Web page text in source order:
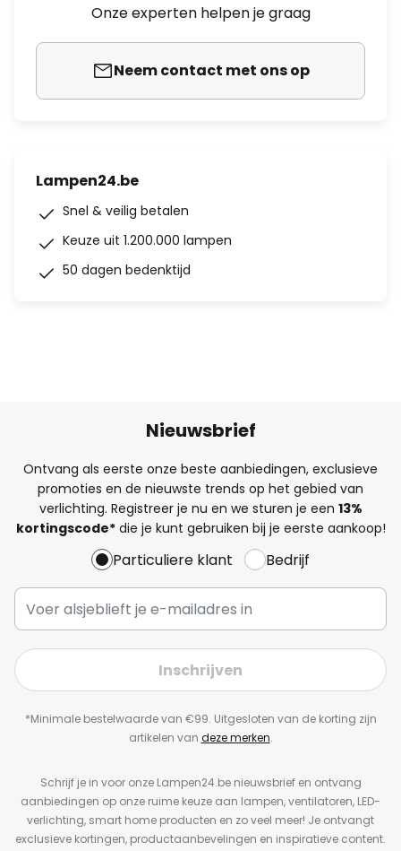
Onze experten helpen je graag
Neem contact met ons op
Lampen24.be
Snel & veilig betalen
Keuze uit 1.200.000 lampen
50 dagen bedenktijd
Nieuwsbrief
Ontvang als eerste onze beste aanbiedingen, exclusieve
promoties en de nieuwste trends op het gebied van
verlichting. Registreer je nu en we sturen je een 13%
kortingscode*die je kunt gebruiken bij je eerste aankoop!
Particuliere klant Bedrijf
Inschrijven
*Minimale bestelwaarde van €99. Uitgesloten van de korting zijn
artikelen van deze merken.
Schrijf je in voor onze Lampen24.be nieuwsbrief en ontvang
aanbiedingen op onze ruime keuze aan lampen, ventilatoren, LED-
verlichting, smart home producten en zo veel meer! Je ontvangt
exclusieve kortingen, productaanbevelingen en inspiratieve content.